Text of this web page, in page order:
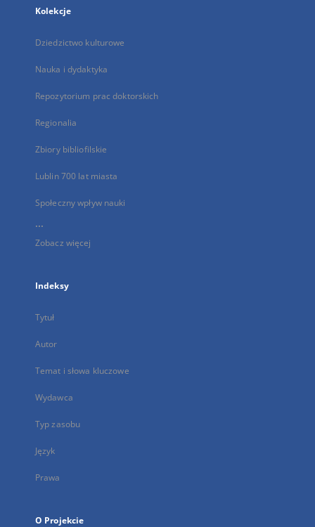
Kolekcje
Dziedzictwo kulturowe
Nauka i dydaktyka
Repozytorium prac doktorskich
Regionalia
Zbiory bibliofilskie
Lublin 700 lat miasta
Społeczny wpływ nauki
...
Zobacz więcej
Indeksy
Tytuł
Autor
Temat i słowa kluczowe
Wydawca
Typ zasobu
Język
Prawa
O Projekcie